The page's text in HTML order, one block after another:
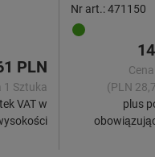
PLN
1 Sztuka
VAT w
Nr art.: 471150
(PLN
plus